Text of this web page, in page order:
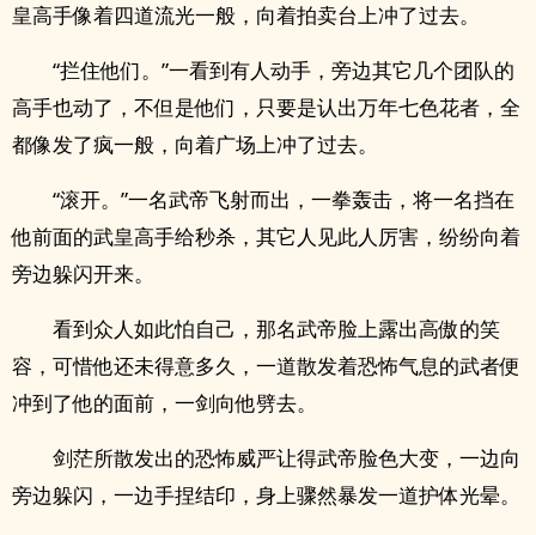
皇高手像着四道流光一般，向着拍卖台上冲了过去。
“拦住他们。”一看到有人动手，旁边其它几个团队的
高手也动了，不但是他们，只要是认出万年七色花者，全
都像发了疯一般，向着广场上冲了过去。
“滚开。”一名武帝飞射而出，一拳轰击，将一名挡在
他前面的武皇高手给秒杀，其它人见此人厉害，纷纷向着
旁边躲闪开来。
看到众人如此怕自己，那名武帝脸上露出高傲的笑
容，可惜他还未得意多久，一道散发着恐怖气息的武者便
冲到了他的面前，一剑向他劈去。
剑茫所散发出的恐怖威严让得武帝脸色大变，一边向
旁边躲闪，一边手捏结印，身上骤然暴发一道护体光晕。